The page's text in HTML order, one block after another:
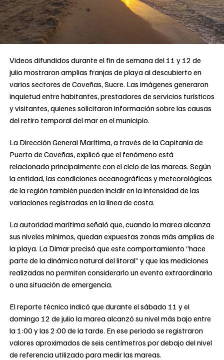
Videos difundidos durante el fin de semana del 11 y 12 de
julio mostraron amplias franjas de playa al descubierto en
varios sectores de Coveñas, Sucre. Las imágenes generaron
inquietud entre habitantes, prestadores de servicios turísticos
y visitantes, quienes solicitaron información sobre las causas
del retiro temporal del mar en el municipio.
La Dirección General Marítima, a través de la Capitanía de
Puerto de Coveñas, explicó que el fenómeno está
relacionado principalmente con el ciclo de las mareas. Según
la entidad, las condiciones oceanográficas y meteorológicas
de la región también pueden incidir en la intensidad de las
variaciones registradas en la línea de costa.
La autoridad marítima señaló que, cuando la marea alcanza
sus niveles mínimos, quedan expuestas zonas más amplias de
la playa. La Dimar precisó que este comportamiento “hace
parte de la dinámica natural del litoral” y que las mediciones
realizadas no permiten considerarlo un evento extraordinario
o una situación de emergencia.
El reporte técnico indicó que durante el sábado 11 y el
domingo 12 de julio la marea alcanzó su nivel más bajo entre
la 1:00 y las 2:00 de la tarde. En ese periodo se registraron
valores aproximados de seis centímetros por debajo del nivel
de referencia utilizado para medir las mareas.